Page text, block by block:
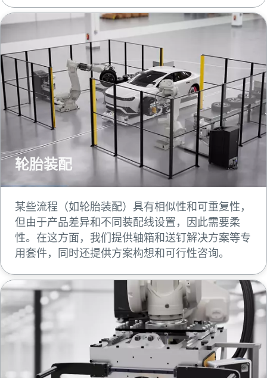
轮胎装配
某些流程（如轮胎装配）具有相似性和可重复性，
但由于产品差异和不同装配线设置，因此需要柔
性。在这方面，我们提供轴箱和送钉解决方案等专
用套件，同时还提供方案构想和可行性咨询。